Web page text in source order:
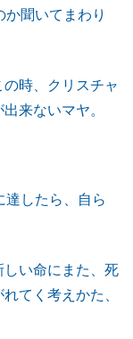
聞いてまわり
時、クリスチャ
来ないマヤ。
したら、自ら
い命にまた、死
てく考えかた、